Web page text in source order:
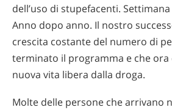
dell’uso di stupefacenti.
Anno dopo anno. Il nostro
crescita costante del numero di
terminato il programma e che
nuova vita libera dalla droga.
Molte delle persone che arrivano